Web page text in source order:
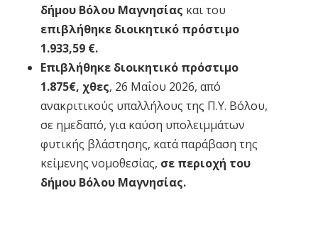
δήμου Βόλου Μαγνησίας και του
επιβλήθηκε διοικητικό πρόστιμο
1.933,59 €.
Επιβλήθηκε διοικητικό πρόστιμο
1.875€, χθες, 26 Μαΐου 2026, από
ανακριτικούς υπαλλήλους της Π.Υ. Βόλου,
σε ημεδαπό, για καύση υπολειμμάτων
φυτικής βλάστησης, κατά παράβαση της
κείμενης νομοθεσίας, σε περιοχή του
δήμου Βόλου Μαγνησίας.